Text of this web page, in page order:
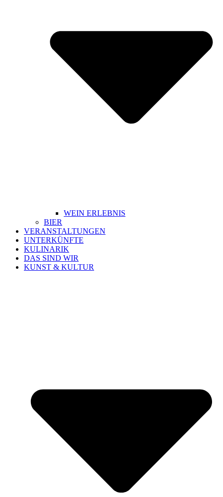
WEIN ERLEBNIS
BIER
VERANSTALTUNGEN
UNTERKÜNFTE
KULINARIK
DAS SIND WIR
KUNST & KULTUR